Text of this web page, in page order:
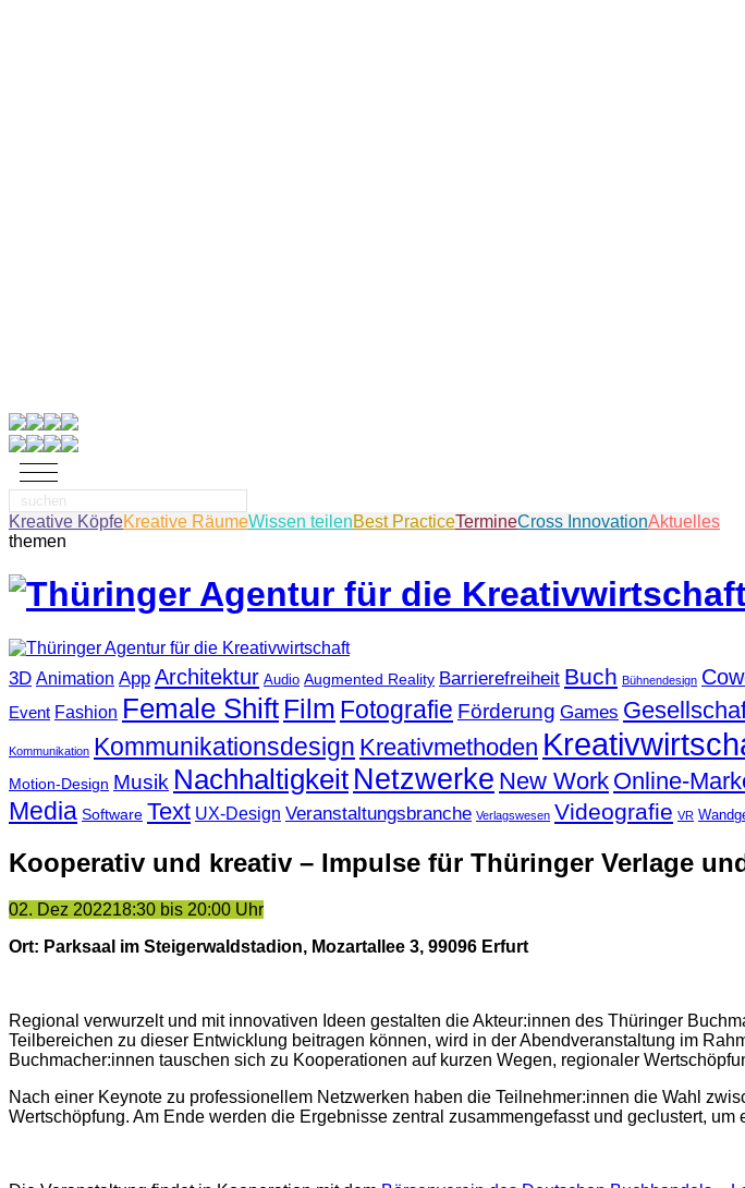
Suche
nach:
Kreative KöpfeKreative RäumeWissen teilenBest PracticeTermineCross InnovationAktuelles
themen
3D Animation App Architektur Audio Augmented Reality Barrierefreiheit Buch Bühnendesign
Event Fashion Female Shift Film Fotografie Förderung Games
Kommunikation Kommunikationsdesign Kreativmethoden
Motion-Design Musik Nachhaltigkeit Netzwerke New Work Online-
Media Software Text UX-Design Veranstaltungsbranche Verlagswesen Videografie VR
Kooperativ und kreativ – Impulse für Thüringer Verlage
02. Dez 202218:30 bis 20:00 Uhr
Ort: Parksaal im Steigerwaldstadion, Mozartallee 3, 99096 Erfurt
Regional verwurzelt und mit innovativen Ideen gestalten die Akteur:innen des Thüringer
Teilbereichen zu dieser Entwicklung beitragen können, wird in der Abendveranstaltung im
Buchmacher:innen tauschen sich zu Kooperationen auf kurzen Wegen, regionaler
Nach einer Keynote zu professionellem Netzwerken haben die Teilnehmer:innen die Wahl
Wertschöpfung. Am Ende werden die Ergebnisse zentral zusammengefasst und geclustert,